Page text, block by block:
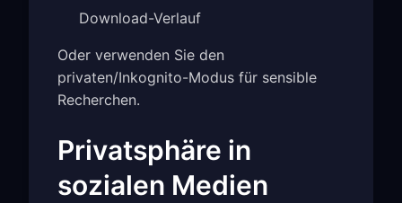
Download-Verlauf
Oder verwenden Sie den
privaten/Inkognito-Modus für sensible
Recherchen.
Privatsphäre in
sozialen Medien